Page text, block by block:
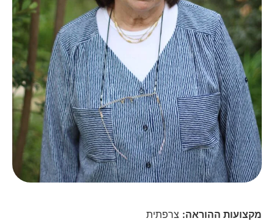
מקצועות ההוראה: צרפתית